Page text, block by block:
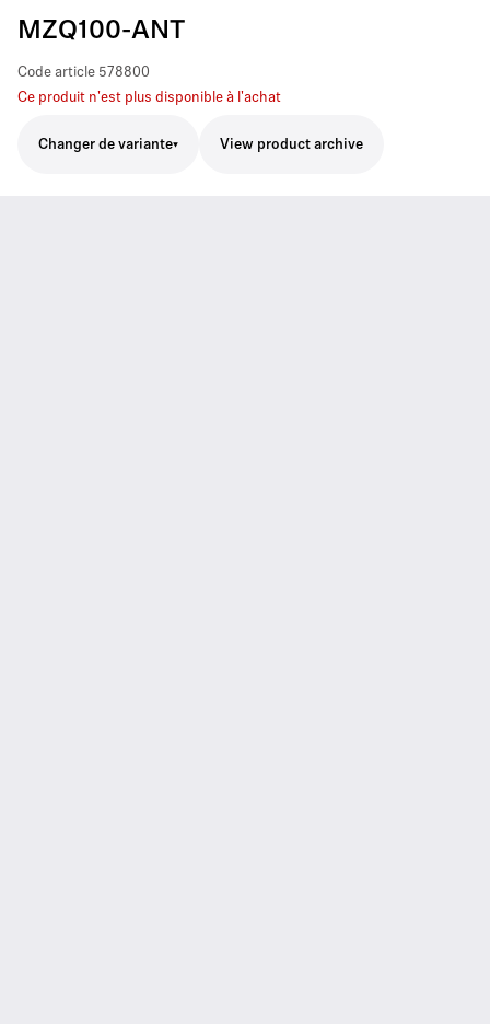
MZQ100-ANT
Code article 578800
Ce produit n'est plus disponible à l'achat
Changer de variante View product archive